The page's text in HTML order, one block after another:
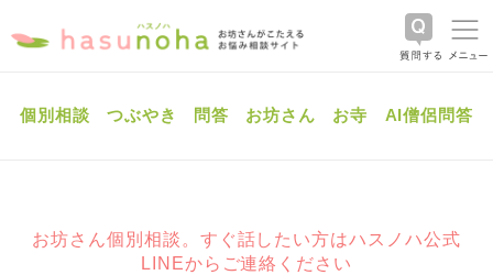
個別相談 つぶやき 問答 お坊さん お寺 AI僧侶問答
お坊さん個別相談。すぐ話したい方はハスノハ公式
LINEからご連絡ください